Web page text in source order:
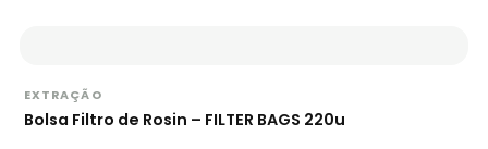
EXTRAÇÃO
Bolsa Filtro de Rosin – FILTER BAGS 220u